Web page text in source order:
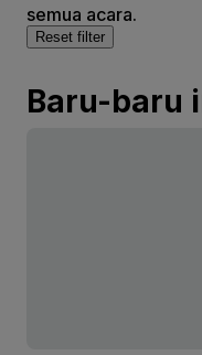
semua acara.
Reset filter
Baru-baru